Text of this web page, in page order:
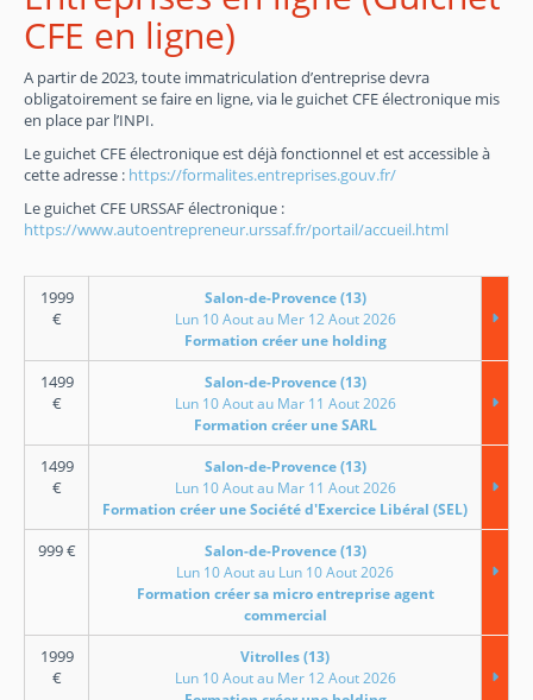
CFE en ligne)
A partir de 2023, toute immatriculation d’entreprise devra
obligatoirement se faire en ligne, via le guichet CFE électronique mis
en place par l’INPI.
Le guichet CFE électronique est déjà fonctionnel et est accessible à
cette adresse : https://formalites.entreprises.gouv.fr/
Le guichet CFE URSSAF électronique :
https://www.autoentrepreneur.urssaf.fr/portail/accueil.html
1999
€
Salon-de-Provence (13)
Lun 10 Aout au Mer 12 Aout 2026
Formation créer une holding
1499
€
Salon-de-Provence (13)
Lun 10 Aout au Mar 11 Aout 2026
Formation créer une SARL
1499
€
Salon-de-Provence (13)
Lun 10 Aout au Mar 11 Aout 2026
Formation créer une Société d'Exercice Libéral (SEL)
999€
Salon-de-Provence (13)
Lun 10 Aout au Lun 10 Aout 2026
Formation créer sa micro entreprise agent
commercial
1999
€
Vitrolles (13)
Lun 10 Aout au Mer 12 Aout 2026